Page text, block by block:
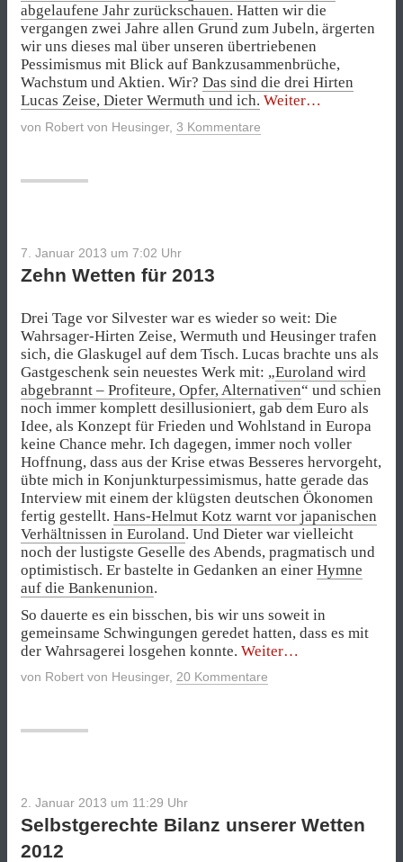
abgelaufene Jahr zurückschauen. Hatten wir die
vergangen zwei Jahre allen Grund zum Jubeln, ärgerten
wir uns dieses mal über unseren übertriebenen
Pessimismus mit Blick auf Bankzusammenbrüche,
Wachstum und Aktien. Wir? Das sind die drei Hirten
Lucas Zeise, Dieter Wermuth und ich. Weiter
von Robert von Heusinger, 3 Kommentare
7. Januar 2013 um 7:02 Uhr
Zehn Wetten für 2013
Drei Tage vor Silvester war es wieder so weit: Die
Wahrsager-Hirten Zeise, Wermuth und Heusinger trafen
sich, die Glaskugel auf dem Tisch. Lucas brachte uns als
Gastgeschenk sein neuestes Werk mit: „Euroland wird
abgebrannt – Profiteure, Opfer, Alternativen“ und schien
noch immer komplett desillusioniert, gab dem Euro als
Idee, als Konzept für Frieden und Wohlstand in Europa
keine Chance mehr. Ich dagegen, immer noch voller
Hoffnung, dass aus der Krise etwas Besseres hervorgeht,
übte mich in Konjunkturpessimismus, hatte gerade das
Interview mit einem der klügsten deutschen Ökonomen
fertig gestellt. Hans-Helmut Kotz warnt vor japanischen
Verhältnissen in Euroland. Und Dieter war vielleicht
noch der lustigste Geselle des Abends, pragmatisch und
optimistisch. Er bastelte in Gedanken an einer Hymne
auf die Bankenunion.
So dauerte es ein bisschen, bis wir uns soweit in
gemeinsame Schwingungen geredet hatten, dass es mit
der Wahrsagerei losgehen konnte. Weiter„Zehn
von Robert von Heusinger, 20 Kommentare
2. Januar 2013 um 11:29 Uhr
Selbstgerechte Bilanz unserer Wetten
2012